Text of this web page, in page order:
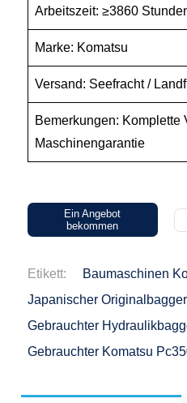
Arbeitszeit: ≥3860
Marke: Komatsu
Versand: Seefracht /
Bemerkungen: Komplette
Maschinengarantie
Ein Angebot
bekommen
Etikett:
Baumaschinen
Japanischer
Gebrauchter
Gebrauchter Komatsu